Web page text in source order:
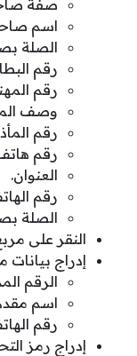
صفة
اسم
الصلة
رقم
رقم
وصف
رقم
رقم
العنوان.
رقم
الصلة
النقر على
إدراج
الرقم
اسم
رقم
إدراج رمز